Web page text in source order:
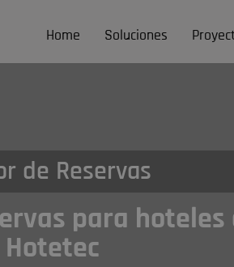
Home Soluciones
de Reservas
para hoteles
Hotetec